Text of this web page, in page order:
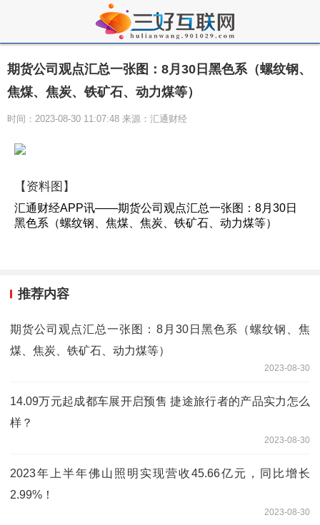
期货公司观点汇总一张图：8月30日黑色系（螺纹钢、
焦煤、焦炭、铁矿石、动力煤等）
时间：2023-08-30 11:07:48 来源：汇通财经
【资料图】
汇通财经APP讯——期货公司观点汇总一张图：8月30日
黑色系（螺纹钢、焦煤、焦炭、铁矿石、动力煤等）
推荐内容
期货公司观点汇总一张图：8月30日黑色系（螺纹钢、焦
煤、焦炭、铁矿石、动力煤等）
2023-08-30
14.09万元起成都车展开启预售 捷途旅行者的产品实力怎么
样？
2023-08-30
2023年上半年佛山照明实现营收45.66亿元，同比增长
2.99%！
2023-08-30